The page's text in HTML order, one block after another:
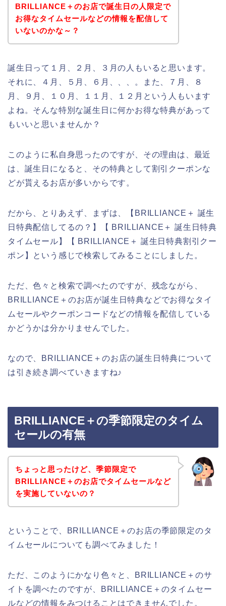
BRILLIANCE＋のお店で誕生日の人限定で
お得なタイムセールなどの情報を配信して
いないのかな～？
誕生日って１月、２月、３月の人もいると思います。
それに、４月、５月、６月、、、。また、７月、８
月、９月、１０月、１１月、１２月という人もいます
よね。そんな特別な誕生日に何かお得な特典があって
もいいと思いませんか？
このように私自身思ったのですが、その理由は、最近
は、誕生日になると、その特典として割引クーポンな
どが貰えるお店が多いからです。
だから、とりあえず、まずは、【BRILLIANCE＋ 誕生
日特典配信してるの？】【 BRILLIANCE＋ 誕生日特典
タイムセール】【 BRILLIANCE＋ 誕生日特典割引クー
ポン】という感じで検索してみることにしました。
ただ、色々と検索で調べたのですが、残念ながら、
BRILLIANCE＋のお店が誕生日特典などでお得なタイ
ムセールやクーポンコードなどの情報を配信している
かどうかは分かりませんでした。
なので、BRILLIANCE＋のお店の誕生日特典について
は引き続き調べていきますね♪
BRILLIANCE＋の季節限定のタイム
セールの有無
ちょっと思ったけど、季節限定で
BRILLIANCE＋のお店でタイムセールなど
を実施していないの？
ということで、BRILLIANCE＋のお店の季節限定のタ
イムセールについても調べてみました！
ただ、このようにかなり色々と、BRILLIANCE＋のサ
イトを調べたのですが、BRILLIANCE＋のタイムセー
ルなどの情報をみつけることはできませんでした。